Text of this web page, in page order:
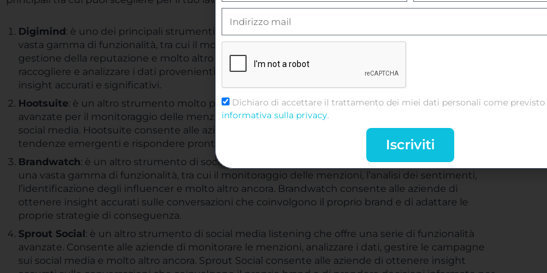
Digimind: è uno dei principali strumenti di social media listening disponibili sul mercato. Offre una
vasta gamma di funzionalità, tra cui il monitoraggio delle menzioni, l’analisi delle tendenze, la
gestione della reputazione e molto altro ancora. Digimind utilizza algoritmi intelligenti per
raccogliere e analizzare i dati provenienti dai social media, consentendo alle aziende di ottenere
insight accurati e significativi.
Hootsuite: è un altro strumento molto popolare per il social media listening. Offre funzionalità
avanzate per il monitoraggio delle menzioni, l’analisi dei dati e la gestione delle campagne sui
social media. Hootsuite consente alle aziende di seguire le conversazioni pertinenti, identificare le
tendenze emergenti e rispondere prontamente alle richieste dei clienti.
Brandwatch: è un altro strumento di social media listening molto utilizzato dalle aziende. Offre
una vasta gamma di funzionalità, tra cui il monitoraggio delle menzioni, l’analisi dei sentimenti,
l’identificazione degli influencer e molto altro ancora. Brandwatch consente alle aziende di
ottenere insight accurati sulle conversazioni che coinvolgono il proprio brand e di adattare le
proprie strategie di conseguenza.
Sprout Social: è un altro strumento di social media listening che offre una serie di funzionalità
avanzate. Consente alle aziende di monitorare le menzioni, analizzare i dati, gestire le campagne
sui social media e molto altro ancora. Sprout Social consente alle aziende di ottenere insight
Dichiaro di accettare il trattamento dei miei dati personali come previsto
informativa sulla privacy.
Iscriviti